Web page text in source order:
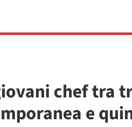
chef tra
e